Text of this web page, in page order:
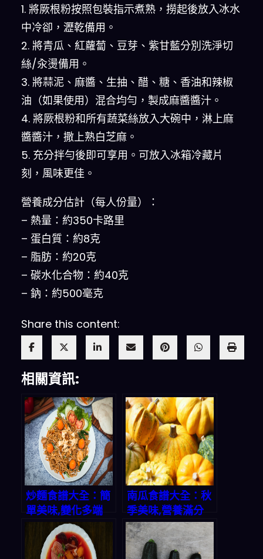
1. 將厥根粉按照包裝指示煮熟，撈起後放入冰水
中冷卻，瀝乾備用。
2. 將青瓜、紅蘿蔔、豆芽、紫甘藍分別洗淨切
絲/汆燙備用。
3. 將蒜泥、麻醬、生抽、醋、糖、香油和辣椒
油（如果使用）混合均勻，製成麻醬醬汁。
4. 將厥根粉和所有蔬菜絲放入大碗中，淋上麻
醬醬汁，撒上熟白芝麻。
5. 充分拌勻後即可享用。可放入冰箱冷藏片
刻，風味更佳。
營養成分估計（每人份量）：
– 熱量：約350卡路里
– 蛋白質：約8克
– 脂肪：約20克
– 碳水化合物：約40克
– 鈉：約500毫克
Share this content:
相關資訊:
炒麵食譜大全：簡
單美味,變化多端
南瓜食譜大全：秋
季美味,營養滿分